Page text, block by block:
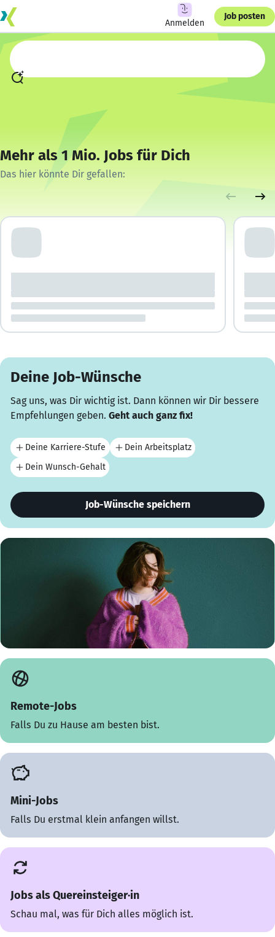
Anmelden
Job posten
Mehr als 1 Mio. Jobs für Dich
Das hier könnte Dir gefallen:
Deine Job-Wünsche
Sag uns, was Dir wichtig ist. Dann können wir Dir bessere
Empfehlungen geben. Geht auch ganz fix!
Deine Karriere-Stufe
Dein Arbeitsplatz
Dein Wunsch-Gehalt
Job-Wünsche speichern
Remote-Jobs
Falls Du zu Hause am besten bist.
Mini-Jobs
Falls Du erstmal klein anfangen willst.
Jobs als Quereinsteiger·in
Schau mal, was für Dich alles möglich ist.